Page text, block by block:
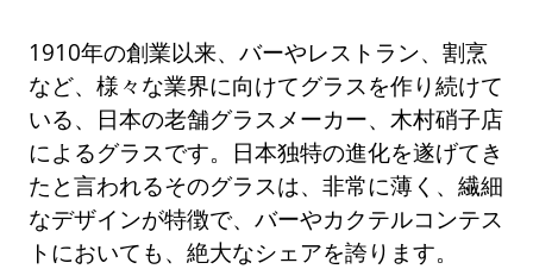
1910年の創業以来、バーやレストラン、割烹
など、様々な業界に向けてグラスを作り続けて
いる、日本の老舗グラスメーカー、木村硝子店
によるグラスです。日本独特の進化を遂げてき
たと言われるそのグラスは、非常に薄く、繊細
なデザインが特徴で、バーやカクテルコンテス
トにおいても、絶大なシェアを誇ります。